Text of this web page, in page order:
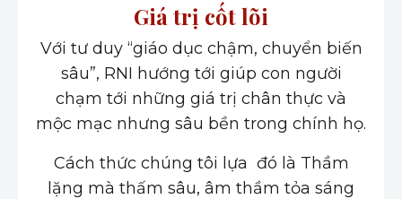
Giá trị cốt lõi
Với tư duy “giáo dục chậm, chuyển biến
sâu”, RNI hướng tới giúp con người
chạm tới những giá trị chân thực và
mộc mạc nhưng sâu bền trong chính họ.
Cách thức chúng tôi lựa đó là Thầm
lặng mà thấm sâu, âm thầm tỏa sáng